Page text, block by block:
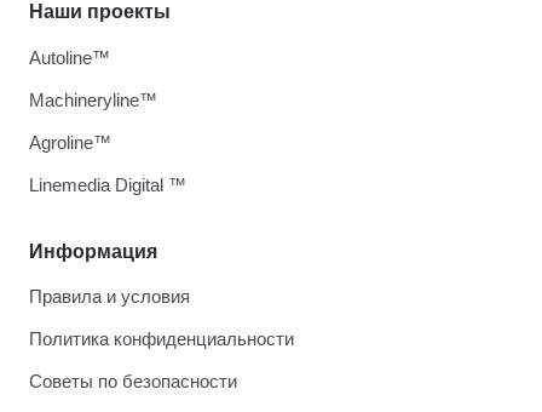
Информация
Правила и условия
Политика конфиденциальности
Советы по безопасности
Наши проекты
Autoline™
Machineryline™
Agroline™
Linemedia Digital ™